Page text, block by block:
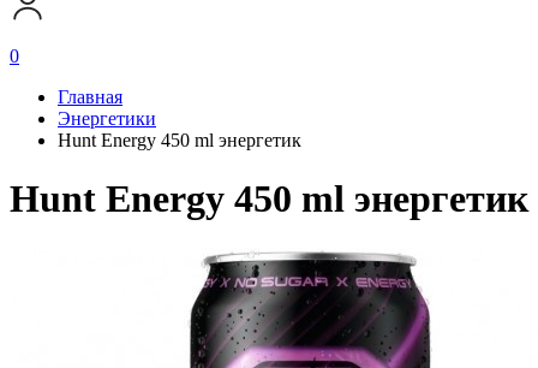
0
Главная
Энергетики
Hunt Energy 450 ml энергетик
Hunt Energy 450 ml энергетик